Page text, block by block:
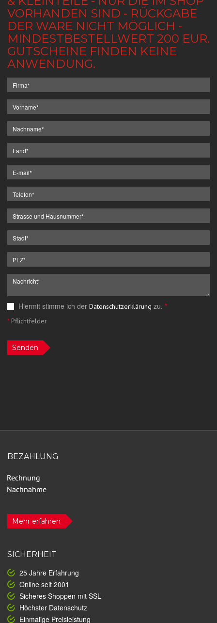
VORHANDEN SIND - RÜCKGABE
DER WARE NICHT MÖGLICH -
MINDESTBESTELLWERT 200 EUR.
GUTSCHEINE FINDEN KEINE
ANWENDUNG.
Hiermit stimme ich der Datenschutzerklärung zu. *
*Pflichtfelder
Senden
BEZAHLUNG
Mehr erfahren
SICHERHEIT
25 Jahre Erfahrung
Online seit 2001
Sicheres Shoppen mit SSL
Höchster Datenschutz
Einmalige Preisleistung